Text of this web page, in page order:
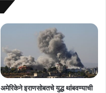
अमेरिकेने इराणसोबतचे युद्ध थांबवण्याची